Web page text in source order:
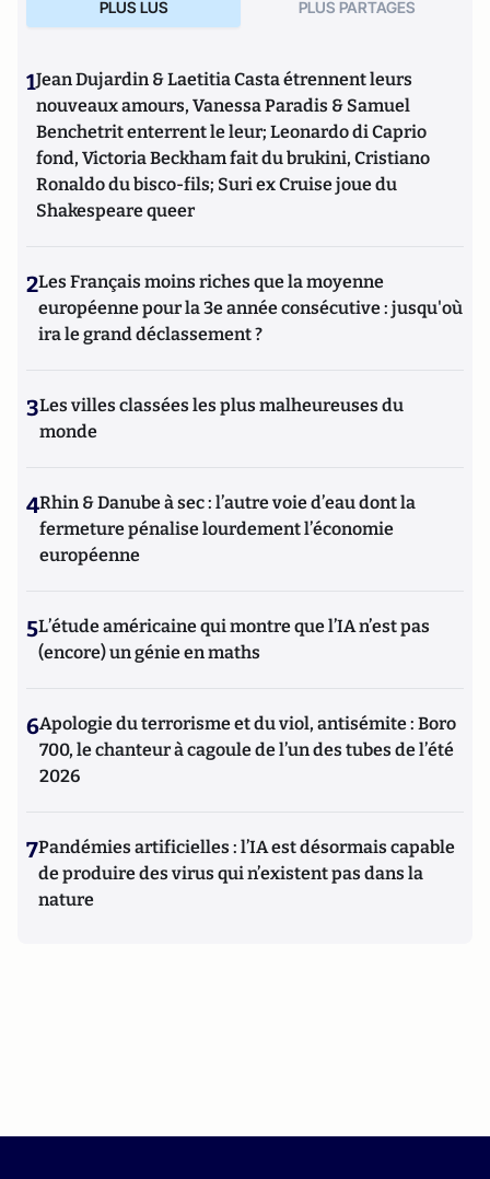
PLUS LUS PLUS PARTAGES
1Jean Dujardin & Laetitia Casta étrennent leurs
nouveaux amours, Vanessa Paradis & Samuel
Benchetrit enterrent le leur; Leonardo di Caprio
fond, Victoria Beckham fait du brukini, Cristiano
Ronaldo du bisco-fils; Suri ex Cruise joue du
Shakespeare queer
2Les Français moins riches que la moyenne
européenne pour la 3e année consécutive : jusqu'où
ira le grand déclassement ?
3Les villes classées les plus malheureuses du
monde
4Rhin & Danube à sec : l’autre voie d’eau dont la
fermeture pénalise lourdement l’économie
européenne
5L’étude américaine qui montre que l’IA n’est pas
(encore) un génie en maths
6Apologie du terrorisme et du viol, antisémite : Boro
700, le chanteur à cagoule de l’un des tubes de l’été
2026
7Pandémies artificielles : l’IA est désormais capable
de produire des virus qui n’existent pas dans la
nature